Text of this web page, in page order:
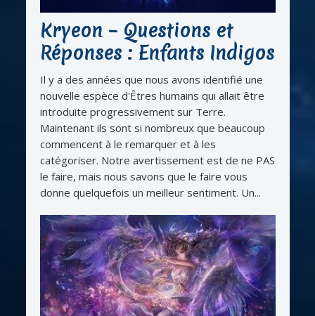
Kryeon – Questions et
Réponses : Enfants Indigos
Il y a des années que nous avons identifié une
nouvelle espèce d'Êtres humains qui allait être
introduite progressivement sur Terre.
Maintenant ils sont si nombreux que beaucoup
commencent à le remarquer et à les
catégoriser. Notre avertissement est de ne PAS
le faire, mais nous savons que le faire vous
donne quelquefois un meilleur sentiment. Un...